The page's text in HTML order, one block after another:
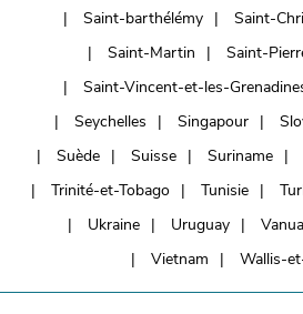
Saint-barthélémy
Saint-
Saint-Martin
Saint-
Saint-Vincent-et-les-
Seychelles
Singapour
Suède
Suisse Suriname
Trinité-et-Tobago
Tunisie
Ukraine
Uruguay
Vietnam
Wallis-